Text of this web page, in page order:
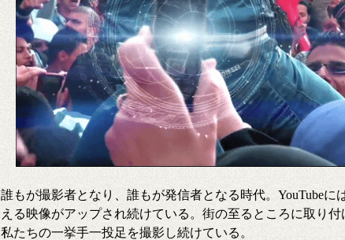
誰もが撮影者となり、誰もが発信者となる時代。YouTubeに
える映像がアップされ続けている。街の至るところに取り付
私たちの一挙手一投足を撮影し続けている。